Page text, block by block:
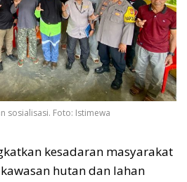
sosialisasi. Foto: Istimewa
kesadaran masyarakat
hutan dan lahan